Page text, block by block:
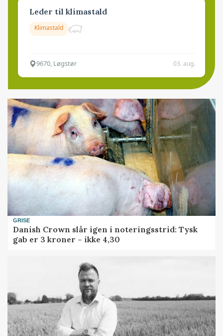
Leder til klimastald
Klimastald
9670, Løgstør 03. aug.
GRISE
Danish Crown slår igen i noteringsstrid: Tysk
gab er 3 kroner – ikke 4,30